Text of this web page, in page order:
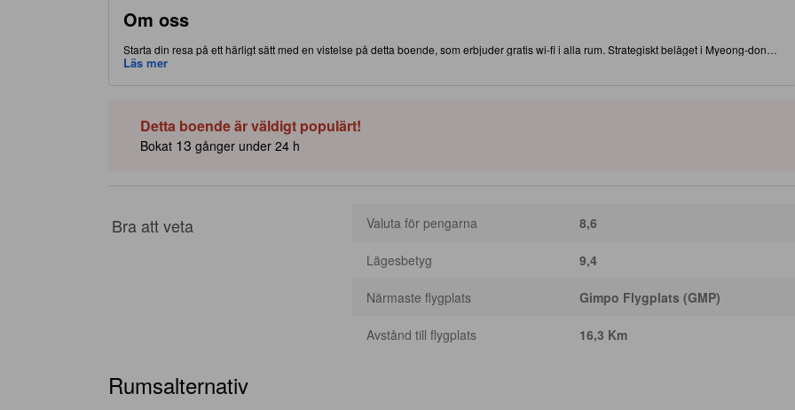
Om oss
Starta din resa på ett härligt sätt med en vistelse på detta boende, som erbjuder gratis wi-fi i alla rum. Strategiskt beläget i Myeong-dong,
vilket ger dig tillgång och närhet till lokala attraktioner och sevärdheter. Rankat med 4.0 stjärnor, detta högkvalitativa boende erbjuder
Läs mer
Detta boende är väldigt populärt!
Bokat 13 gånger under 24 h
Bra att veta Valuta för pengarna 8,6
Lägesbetyg 9,4
Närmaste flygplats Gimpo Flygplats (GMP)
Avstånd till flygplats 16,3 Km
Rumsalternativ